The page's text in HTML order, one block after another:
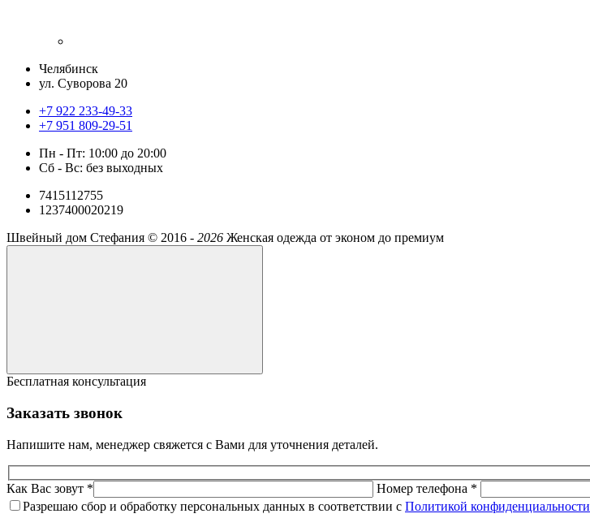
Челябинск
ул. Суворова 20
+7 922 233-49-33
+7 951 809-29-51
Пн - Пт: 10:00 до 20:00
Сб - Вс: без выходных
7415112755
1237400020219
Швейный дом Стефания © 2016 - 2026 Женская одежда от эконом до премиум
Бесплатная консультация
Заказать звонок
Напишите нам, менеджер свяжется с Вами для уточнения деталей.
Как Вас зовут *
Номер телефона *
Разрешаю сбор и обработку персональных данных в соответствии с Политикой конфиденциальности